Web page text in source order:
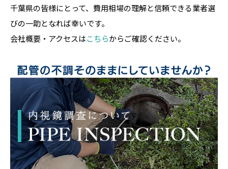
千葉県の皆様にとって、費用相場の理解と信頼できる業者選
びの一助となれば幸いです。
会社概要・アクセスはこちらからご確認ください。